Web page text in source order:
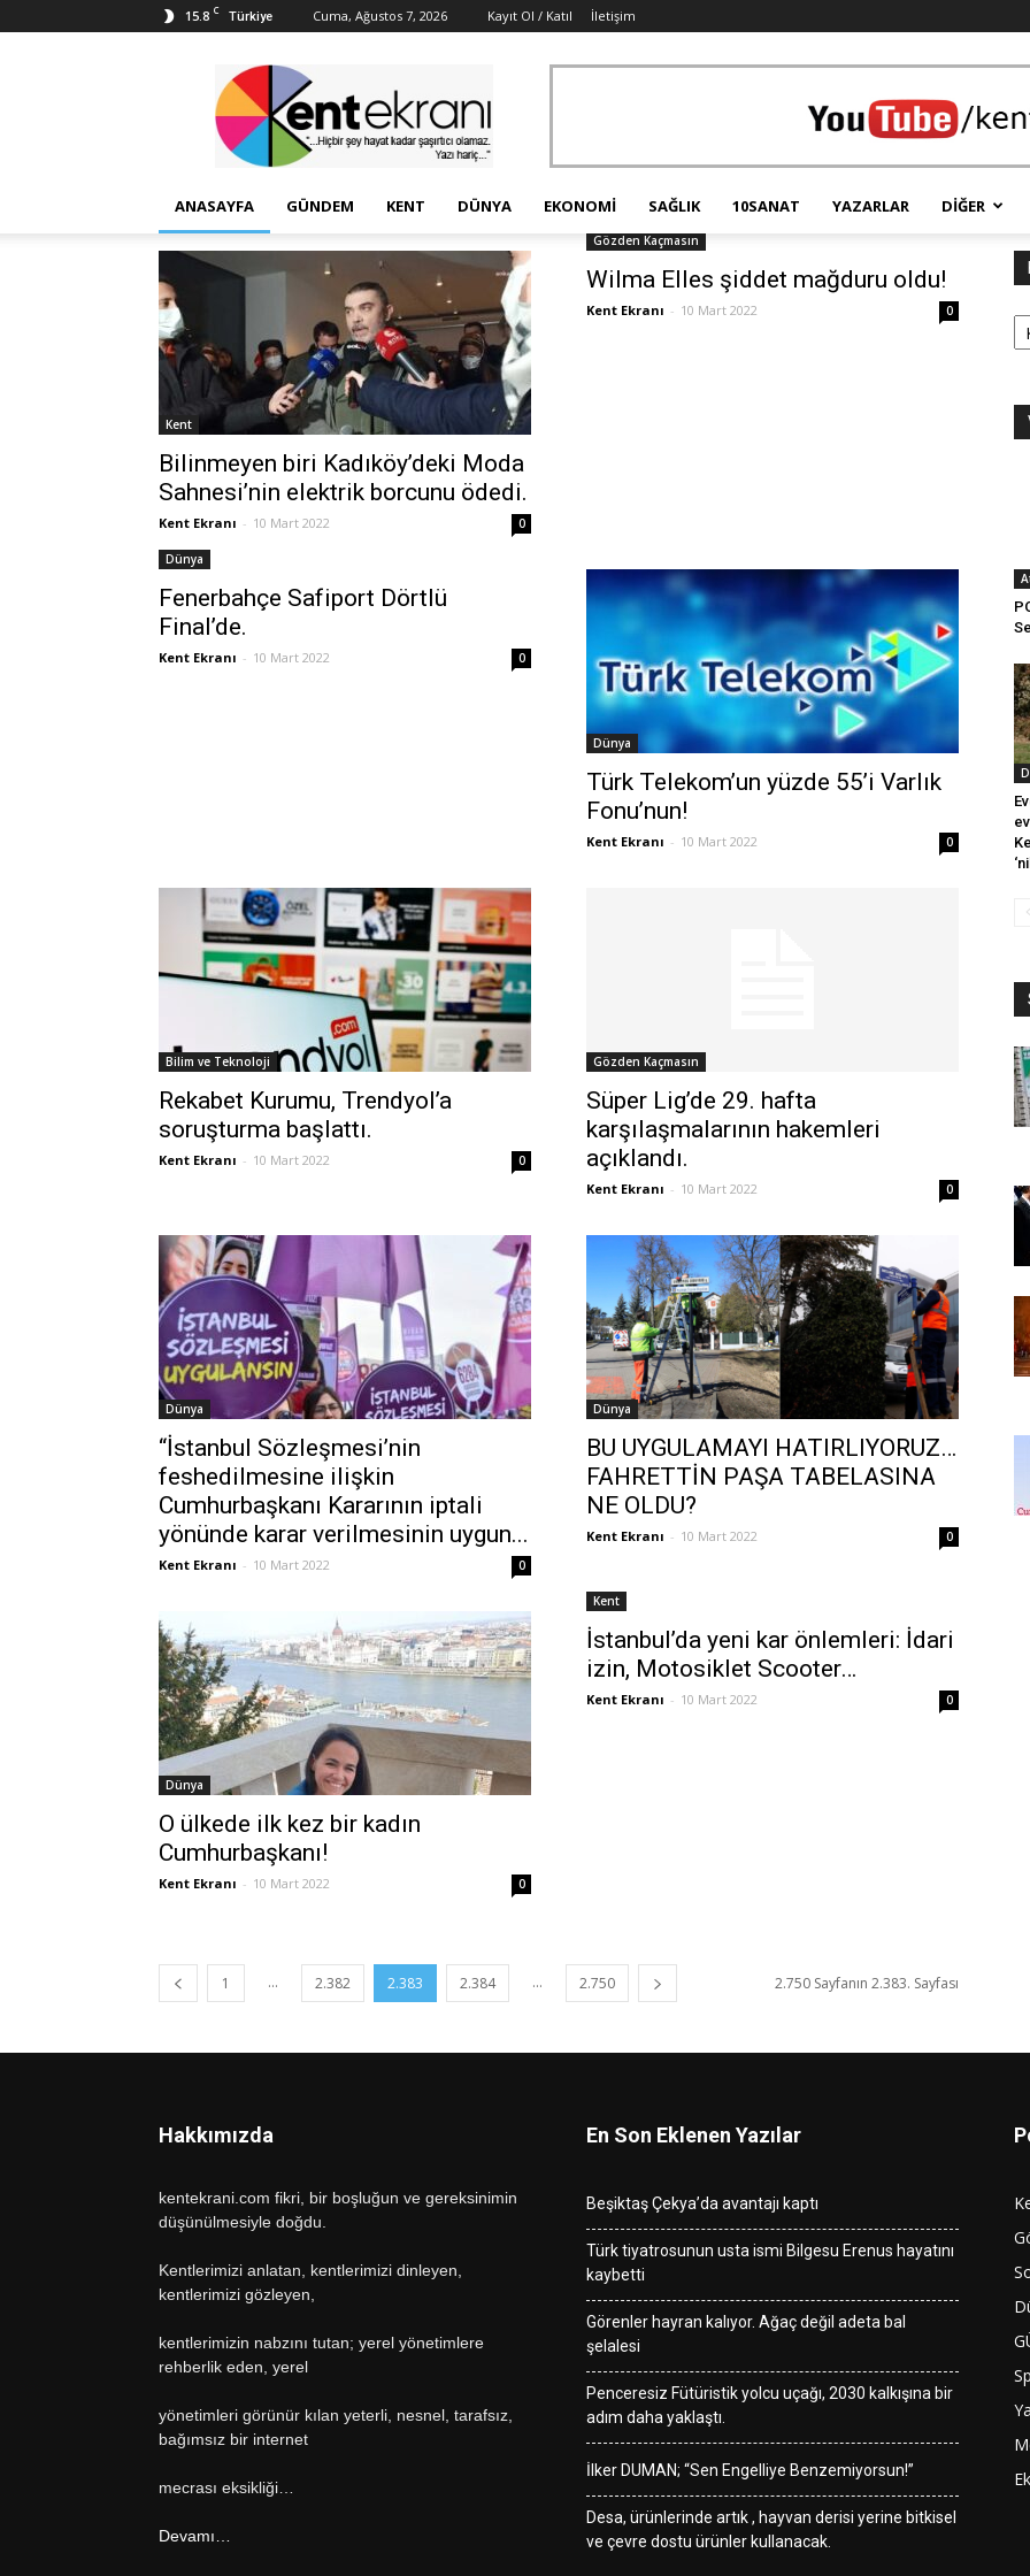
15.8 C Türkiye Cuma, Ağustos 7, 2026 Kayıt Ol / Katıl İletişim
Ekranı
ANASAYFA GÜNDEM KENT DÜNYA EKONOMI SAĞLIK 10SANAT YAZARLAR DIĞER
Kent
Bilinmeyen biri Kadıköy’deki Moda
Sahnesi’nin elektrik borcunu ödedi.
Kent Ekranı - 10 Mart 2022 0
Gözden Kaçmasın
Wilma Elles şiddet mağduru oldu!
Kent Ekranı - 10 Mart 2022 0
Dünya
Fenerbahçe Safiport Dörtlü
Final’de.
Kent Ekranı - 10 Mart 2022 0
Dünya
Türk Telekom’un yüzde 55’i Varlık
Fonu’nun!
Kent Ekranı - 10 Mart 2022 0
Bilim ve Teknoloji
Rekabet Kurumu, Trendyol’a
soruşturma başlattı.
Kent Ekranı - 10 Mart 2022 0
Gözden Kaçmasın
Süper Lig’de 29. hafta
karşılaşmalarının hakemleri
açıklandı.
Kent Ekranı - 10 Mart 2022 0
Dünya
“İstanbul Sözleşmesi’nin
feshedilmesine ilişkin
Cumhurbaşkanı Kararının iptali
yönünde karar verilmesinin uygun...
Kent Ekranı - 10 Mart 2022 0
Dünya
BU UYGULAMAYI HATIRLIYORUZ…
FAHRETTİN PAŞA TABELASINA
NE OLDU?
Kent Ekranı - 10 Mart 2022 0
Dünya
O ülkede ilk kez bir kadın
Cumhurbaşkanı!
Kent Ekranı - 10 Mart 2022 0
Kent
İstanbul’da yeni kar önlemleri: İdari
izin, Motosiklet Scooter…
Kent Ekranı - 10 Mart 2022 0
1 ... 2.382 2.383 2.384 ... 2.750 2.750 Sayfanın 2.383. Sayfası
Hakkımızda
kentekrani.com fikri, bir boşluğun ve gereksinimin
düşünülmesiyle doğdu.
Kentlerimizi anlatan, kentlerimizi dinleyen,
kentlerimizi gözleyen,
kentlerimizin nabzını tutan; yerel yönetimlere
rehberlik eden, yerel
yönetimleri görünür kılan yeterli, nesnel, tarafsız,
bağımsız bir internet
mecrası eksikliği…
Devamı…
En Son Eklenen Yazılar
Beşiktaş Çekya’da avantajı kaptı
Türk tiyatrosunun usta ismi Bilgesu Erenus hayatını
kaybetti
Görenler hayran kalıyor. Ağaç değil adeta bal
şelalesi
Penceresiz Fütüristik yolcu uçağı, 2030 kalkışına bir
adım daha yaklaştı.
İlker DUMAN; “Sen Engelliye Benzemiyorsun!”
Desa, ürünlerinde artık , hayvan derisi yerine bitkisel
ve çevre dostu ürünler kullanacak.